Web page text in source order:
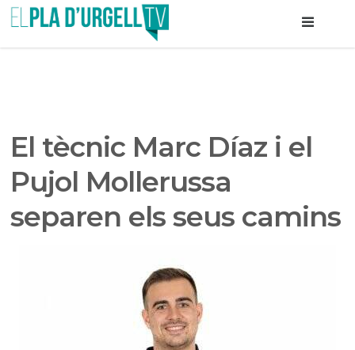
El tècnic Marc Díaz i el
Pujol Mollerussa
separen els seus camins